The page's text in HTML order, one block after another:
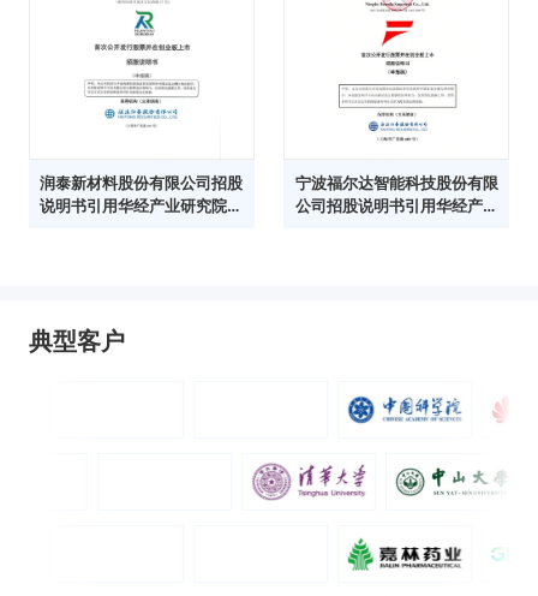
润泰新材料股份有限公司招股
说明书引用华经产业研究院数
宁波福尔达智能科技股份有限
公司招股说明书引用华经产业
典型客户